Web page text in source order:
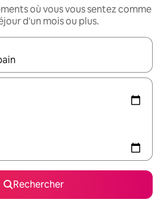
où vous vous sentez comme
d'un mois ou plus.
s'affichent, utilisez les flèches vers le
Rechercher